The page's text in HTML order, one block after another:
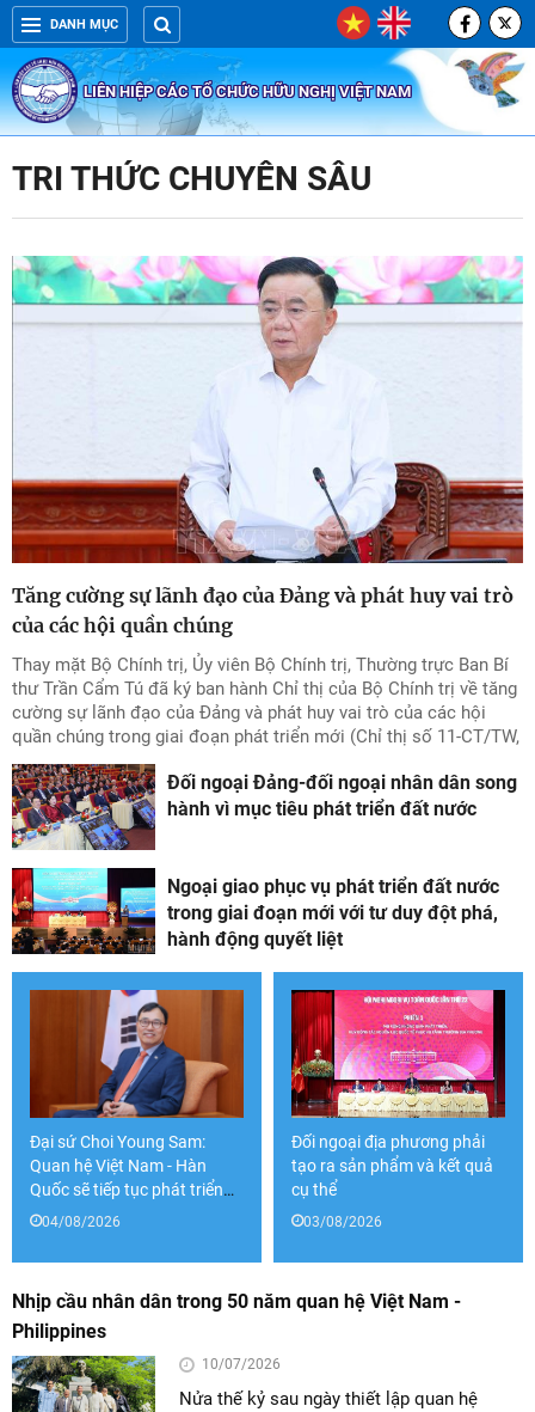
DANH MỤC
LIÊN HIỆP CÁC TỔ CHỨC HỮU NGHỊ VIỆT NAM
TRI THỨC CHUYÊN SÂU
Tăng cường sự lãnh đạo của Đảng và phát huy vai trò
của các hội quần chúng
Thay mặt Bộ Chính trị, Ủy viên Bộ Chính trị, Thường trực Ban Bí
thư Trần Cẩm Tú đã ký ban hành Chỉ thị của Bộ Chính trị về tăng
cường sự lãnh đạo của Đảng và phát huy vai trò của các hội
quần chúng trong giai đoạn phát triển mới (Chỉ thị số 11-CT/TW,
ngày 20/7/2026)
Đối ngoại Đảng-đối ngoại nhân dân song
hành vì mục tiêu phát triển đất nước
Ngoại giao phục vụ phát triển đất nước
trong giai đoạn mới với tư duy đột phá,
hành động quyết liệt
Đại sứ Choi Young Sam:
Quan hệ Việt Nam - Hàn
Quốc sẽ tiếp tục phát triển
sâu rộng và bền vững
04/08/2026
Đối ngoại địa phương phải
tạo ra sản phẩm và kết quả
cụ thể
03/08/2026
Nhịp cầu nhân dân trong 50 năm quan hệ Việt Nam -
Philippines
10/07/2026
Nửa thế kỷ sau ngày thiết lập quan hệ